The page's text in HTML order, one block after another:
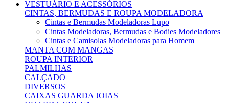
VESTUÁRIO E ACESSÓRIOS
CINTAS, BERMUDAS E ROUPA MODELADORA
Cintas e Bermudas Modeladoras Lupo
Cintas Modeladoras, Bermudas e Bodies Modeladores
Cintas e Camisolas Modeladoras para Homem
MANTA COM MANGAS
ROUPA INTERIOR
PALMILHAS
CALÇADO
DIVERSOS
CAIXAS GUARDA JOIAS